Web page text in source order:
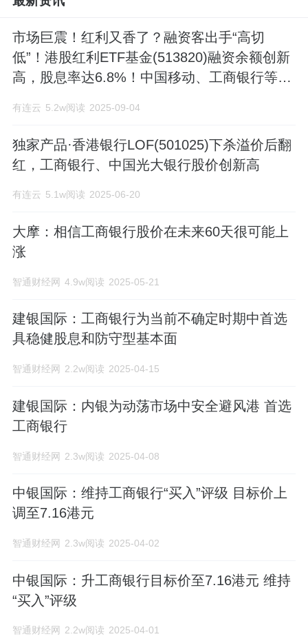
技术改造，为我国经济建设服务。2014年1
月29日，工商银行签署了一份股份购买协
议，工商银行同意向标准银行伦敦控股有
限公司收购标准银行公众有限公司已发行
股份的60%，标准银行集团有限公司作为
标银伦敦在股份购买协议项下义务的担保
人签署股份购买协议。2014年12月，中国
[1]2016年6月22日，由世界品牌实验室
在北京举行，会上发布了2016年(第十三届)
500强中，排名第...详情。
市场巨震！红利又香了？融资客出手“高切
低”！港股红利ETF基金(513820)融资余额创新
高，股息率达6.8%！中国移动、工商银行等分
有连云 5.2w阅读 2025-09-04
独家产品·香港银行LOF(501025)下杀溢价后翻
红，工商银行、中国光大银行股价创新高
有连云 5.1w阅读 2025-06-20
大摩：相信工商银行股价在未来60天很可能上
涨
智通财经网 4.9w阅读 2025-05-21
建银国际：工商银行为当前不确定时期中首选
具稳健股息和防守型基本面
智通财经网 2.2w阅读 2025-04-15
建银国际：内银为动荡市场中安全避风港 首选
工商银行
智通财经网 2.3w阅读 2025-04-08
中银国际：维持工商银行“买入”评级 目标价上
调至7.16港元
智通财经网 2.3w阅读 2025-04-02
中银国际：升工商银行目标价至7.16港元 维持
“买入”评级
智通财经网 2.2w阅读 2025-04-01